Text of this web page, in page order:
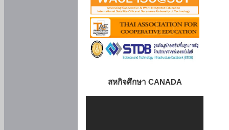
สหกิจศึกษา CANADA